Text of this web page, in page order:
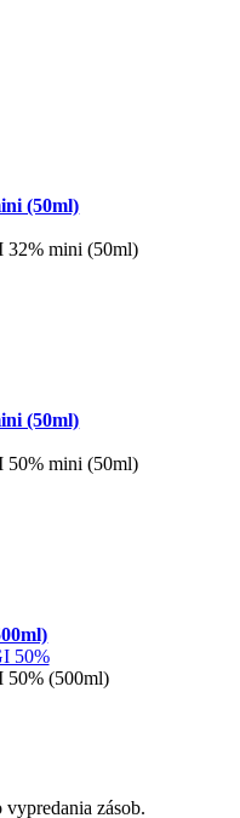
(50ml)
32% mini (50ml)
(50ml)
50% mini (50ml)
50% (500ml)
zásob.